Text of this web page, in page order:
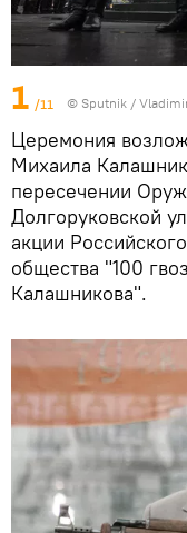
1 /11 © Sputnik /
Церемония
Михаила
пересечении
Долгоруковской
акции
общества "100
Калашникова".